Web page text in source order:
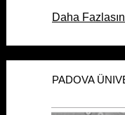
Daha
Daha
PADOVA
PADOVA